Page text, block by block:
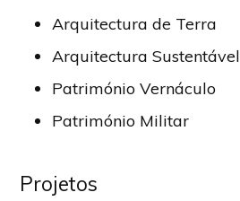
Arquitectura de Terra
Arquitectura Sustentável
Património Vernáculo
Património Militar
Projetos